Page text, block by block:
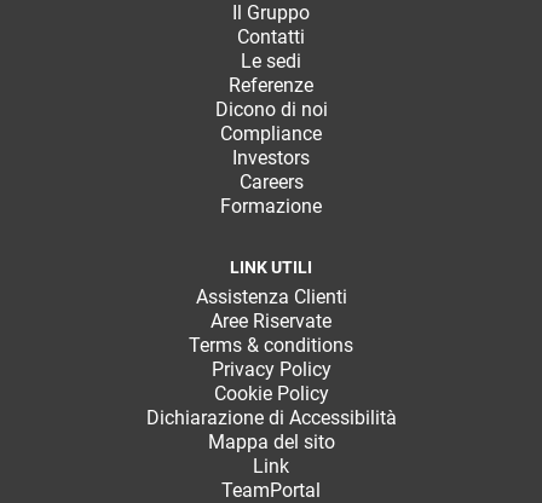
Il Gruppo
Contatti
Le sedi
Referenze
Dicono di noi
Compliance
Investors
Careers
Formazione
LINK UTILI
Assistenza Clienti
Aree Riservate
Terms & conditions
Privacy Policy
Cookie Policy
Dichiarazione di Accessibilità
Mappa del sito
Link
TeamPortal